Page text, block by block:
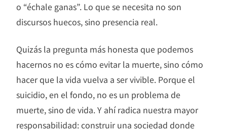
o “échale ganas”. Lo que se necesita no son
discursos huecos, sino presencia real.
Quizás la pregunta más honesta que podemos
hacernos no es cómo evitar la muerte, sino cómo
hacer que la vida vuelva a ser vivible. Porque el
suicidio, en el fondo, no es un problema de
muerte, sino de vida. Y ahí radica nuestra mayor
responsabilidad: construir una sociedad donde